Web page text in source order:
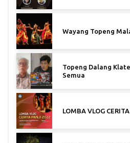
Wayang Topeng
Topeng Dalang
Semua
LOMBA VLOG